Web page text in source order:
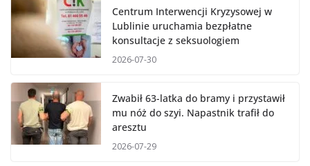
Centrum Interwencji Kryzysowej w
Lublinie uruchamia bezpłatne
konsultacje z seksuologiem
2026-07-30
Zwabił 63-latka do bramy i przystawił
mu nóż do szyi. Napastnik trafił do
aresztu
2026-07-29